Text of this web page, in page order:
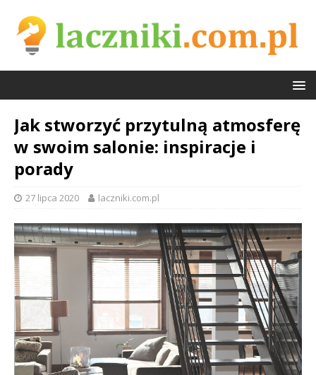
Jak stworzyć przytulną atmosferę
w swoim salonie: inspiracje i
porady
27 lipca 2020 laczniki.com.pl